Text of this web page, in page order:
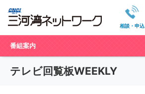
相談・申込
番組案内
テレビ回覧板WEEKLY